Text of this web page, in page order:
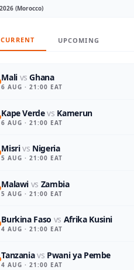
CURRENT UPCOMING
Mali vsGhana
6 AUG · 21:00 EAT
Kape Verdevs Kamerun
6 AUG · 21:00 EAT
Misrivs Nigeria
5 AUG · 21:00 EAT
Malawi vs Zambia
5 AUG · 21:00 EAT
Burkina Faso vs Afrika Kusini
4 AUG · 21:00 EAT
Tanzaniavs Pwani ya Pembe
4 AUG · 21:00 EAT